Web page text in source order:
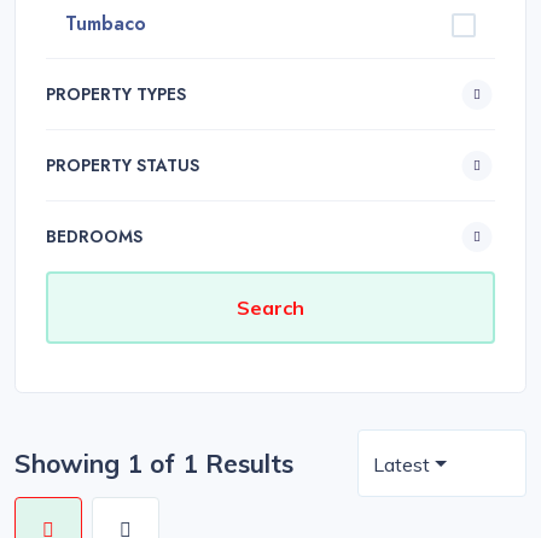
Tumbaco
PROPERTY TYPES
PROPERTY STATUS
BEDROOMS
Showing 1 of 1 Results Latest